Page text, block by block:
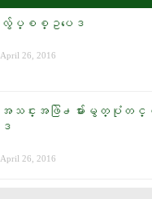
လွ်ပ္စစ္ဥပေဒ
April 26, 2016
အသင္းအဖြဲ႕မ်ားမွတ္ပုံတင္
ဒ
April 26, 2016